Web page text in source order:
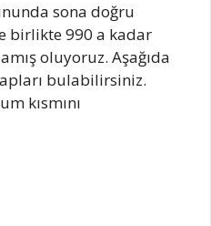
sona doğru
birlikte 990 a kadar
oluyoruz. Aşağıda
bulabilirsiniz.
kısmını